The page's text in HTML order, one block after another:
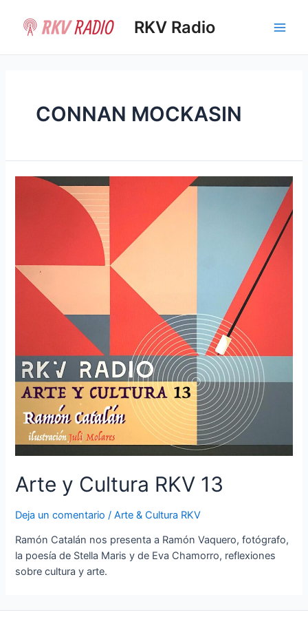
contenido
RKV Radio
CONNAN MOCKASIN
Arte y Cultura RKV 13
Deja un comentario /Arte & Cultura RKV
Ramón Catalán nos presenta a Ramón Vaquero, fotógrafo,
la poesía de Stella Maris y de Eva Chamorro, reflexiones
sobre cultura y arte.